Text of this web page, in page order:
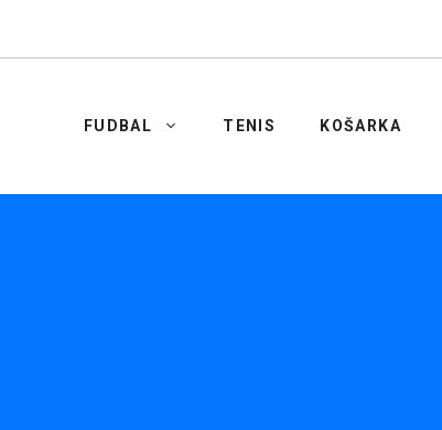
FUDBAL TENIS KOŠARKA